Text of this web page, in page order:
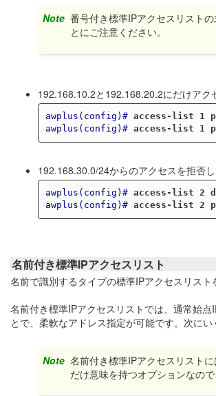
Note 番号付き標準IPアクセスリスト
とにご注意ください。
192.168.10.2と192.168.20.2にだけアク
awplus(config)# access-list 1
awplus(config)# access-list 1
192.168.30.0/24からのアクセスを拒否
awplus(config)# access-list 2
awplus(config)# access-list 2
名前付き標準IPアクセスリスト
名前で識別するタイプの標準IPアクセスリスト
名前付き標準IPアクセスリストでは、通常始
とで、柔軟なアドレス指定が可能です。次に
Note 名前付き標準IPアクセスリスト
だけ意味を持つオプションなの